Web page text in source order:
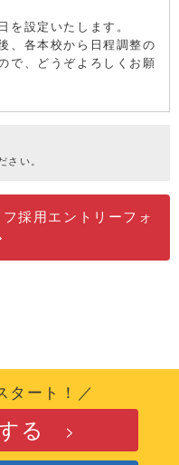
を設定いたします。
、各本校から日程調整の
で、どうぞよろしくお願
い。
採用エントリーフォ
タート！／
る